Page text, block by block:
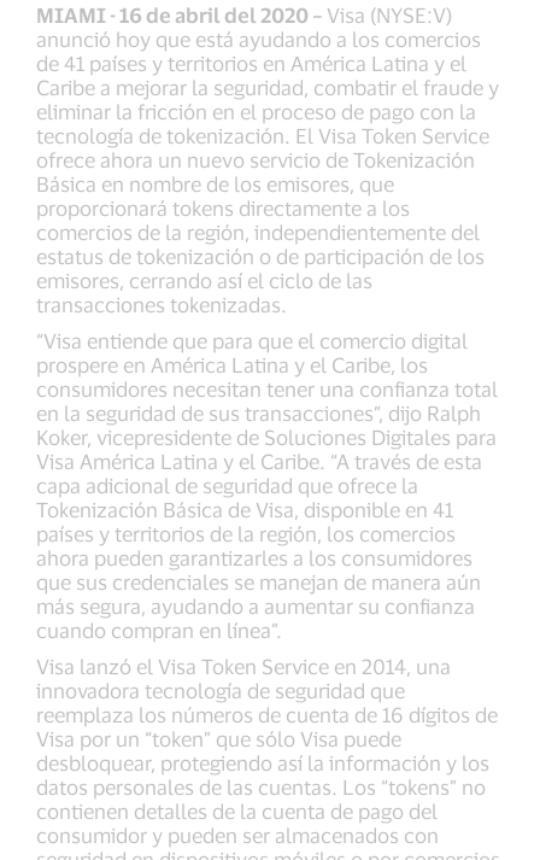
MIAMI - 16 de abril del 2020 – Visa (NYSE:V)
anunció hoy que está ayudando a los comercios
de 41 países y territorios en América Latina y el
Caribe a mejorar la seguridad, combatir el fraude y
eliminar la fricción en el proceso de pago con la
tecnología de tokenización. El Visa Token Service
ofrece ahora un nuevo servicio de Tokenización
Básica en nombre de los emisores, que
proporcionará tokens directamente a los
comercios de la región, independientemente del
estatus de tokenización o de participación de los
emisores, cerrando así el ciclo de las
transacciones tokenizadas.
“Visa entiende que para que el comercio digital
prospere en América Latina y el Caribe, los
consumidores necesitan tener una confianza total
en la seguridad de sus transacciones”, dijo Ralph
Koker, vicepresidente de Soluciones Digitales para
Visa América Latina y el Caribe. “A través de esta
capa adicional de seguridad que ofrece la
Tokenización Básica de Visa, disponible en 41
países y territorios de la región, los comercios
ahora pueden garantizarles a los consumidores
que sus credenciales se manejan de manera aún
más segura, ayudando a aumentar su confianza
cuando compran en línea”.
Visa lanzó el Visa Token Service en 2014, una
innovadora tecnología de seguridad que
reemplaza los números de cuenta de 16 dígitos de
Visa por un “token” que sólo Visa puede
desbloquear, protegiendo así la información y los
datos personales de las cuentas. Los “tokens” no
contienen detalles de la cuenta de pago del
consumidor y pueden ser almacenados con